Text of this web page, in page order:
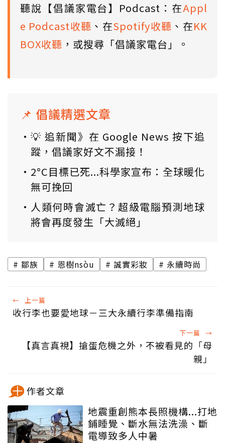
聽說【倡議家電台】Podcast：在Appl
e Podcast收聽 、在Spotify收聽 、在KK
BOX收聽 ，或搜尋「倡議家電台」。
📌 倡議精選文章
💡 追新聞》在 Google News 按下追
蹤，倡議家好文不漏接！
2°C目標已死...科學家宣布：全球暖化
無可挽回
人類何時會滅亡？超級電腦預測地球
將會再度發生「大滅絕」
鄒族 恩樹nsòu 誠實彩妝 永續時尚
← 上一篇
收行李也要愛地球－三大永續行李準備指南
下一篇 →
【真言真視】搶蛋危機之外，不被看見的「母
親」
作者文章
地震重創熊本長照機構...打地
鋪睡覺、斷水無法洗澡、斷
電導致多人中暑